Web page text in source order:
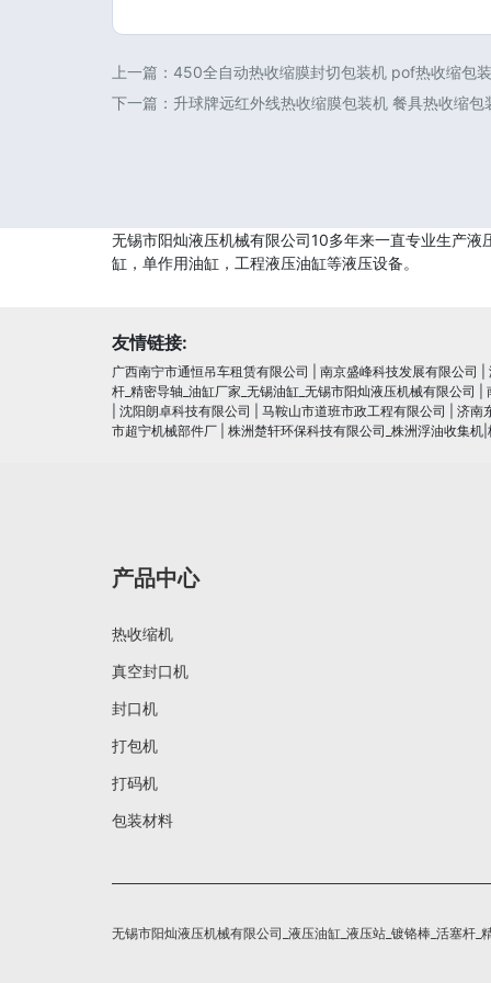
上一篇： 450全自动热收缩膜封切包装机 pof热收缩包
下一篇： 升球牌远红外线热收缩膜包装机 餐具热收缩包
无锡市阳灿液压机械有限公司10多年来一直专业生产
缸，单作用油缸，工程液压油缸等液压设备。
友情链接:
广西南宁市通恒吊车租赁有限公司 南京盛峰科技发展有限公司
杆_精密导轴_油缸厂家_无锡油缸_无锡市阳灿液压机械有限公司
沈阳朗卓科技有限公司 马鞍山市道班市政工程有限公司
济南
市超宁机械部件厂
株洲楚轩环保科技有限公司_株洲浮油收集机
产品中心
热收缩机
真空封口机
封口机
打包机
打码机
包装材料
无锡市阳灿液压机械有限公司_液压油缸_液压站_镀铬棒_活塞杆